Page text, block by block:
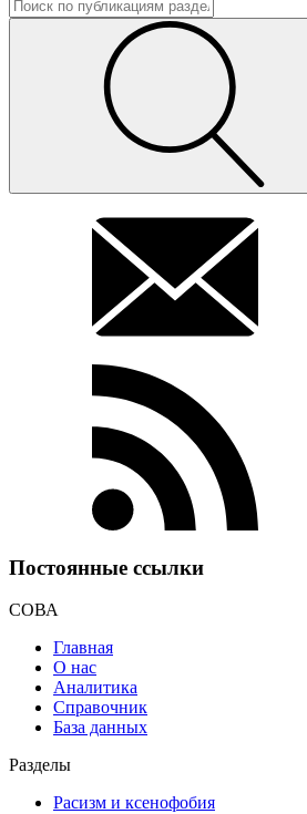
Постоянные ссылки
СОВА
Главная
О нас
Аналитика
Справочник
База данных
Разделы
Расизм и ксенофобия